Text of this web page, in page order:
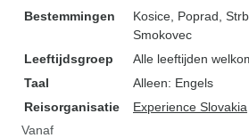
Bestemmingen
Kosice , Poprad ,
Smokovec
Leeftijdsgroep
Alle leeftijden
Taal
Alleen: Engels
Reisorganisatie
Experience Slovakia
Vanaf